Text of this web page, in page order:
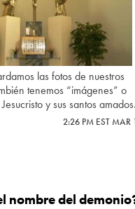
las fotos de nuestros
tenemos “imágenes” o
y sus santos amados.
2:26 PM EST MAR
nombre del